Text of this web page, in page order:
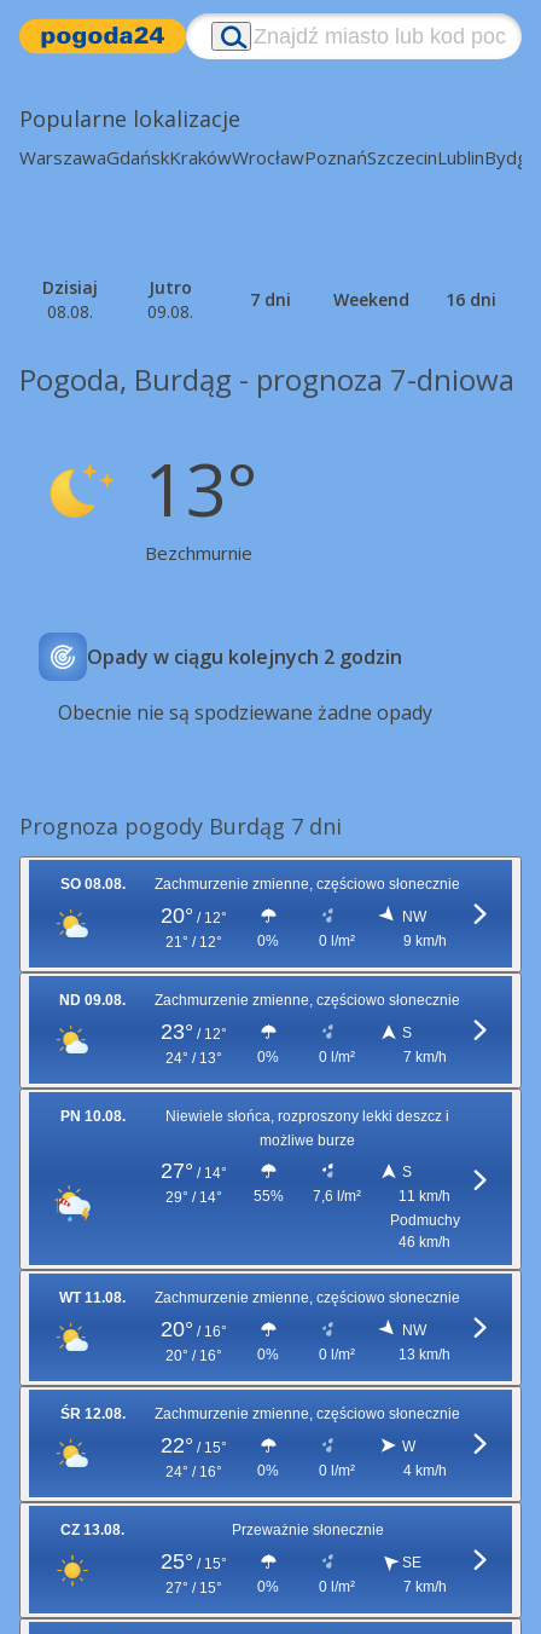
Popularne lokalizacje
WarszawaGdańskKrakówWrocławPoznańSzczecinLublin
Dzisiaj
08.08.
Jutro
09.08.
7 dni Weekend 16 dni
Pogoda, Burdąg - prognoza 7-dniowa
13°
Bezchmurnie
Opady w ciągu kolejnych 2 godzin
Obecnie nie są spodziewane żadne opady
Prognoza pogody Burdąg 7 dni
SO 08.08. Zachmurzenie zmienne, częściowo słonecznie
20° / 12°
21° / 12°
0% 0 l/m²
NW
9 km/h
ND 09.08. Zachmurzenie zmienne, częściowo słonecznie
23° / 12°
24° / 13°
0% 0 l/m²
S
7 km/h
PN 10.08.
Niewiele słońca, rozproszony lekki deszcz i
możliwe burze
27° / 14°
29° / 14°
55% 7,6 l/m²
S
11 km/h
Podmuchy
46 km/h
WT 11.08. Zachmurzenie zmienne, częściowo słonecznie
20° / 16°
20° / 16°
0% 0 l/m²
NW
13 km/h
ŚR 12.08. Zachmurzenie zmienne, częściowo słonecznie
22° / 15°
24° / 16°
0% 0 l/m²
W
4 km/h
CZ 13.08. Przeważnie słonecznie
25° / 15°
27° / 15°
0% 0 l/m²
SE
7 km/h